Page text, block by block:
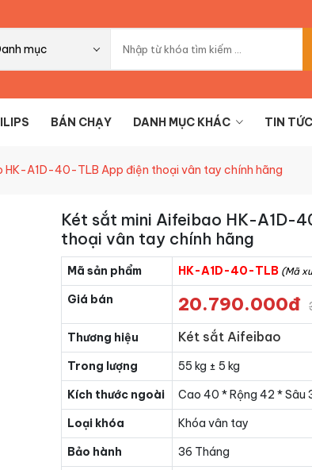
mục
BÁN CHẠY DANH MỤC KHÁC TIN
HK-A1D-40-TLB App điện thoại vân tay chính hãng
Két sắt mini Aifeibao HK-A1D-
thoại vân tay chính hãng
Mã sản phẩm HK-A1D-40-TLB (Mã
Giá bán 20.790.000đ
Thương hiệu Két sắt Aifeibao
Trong lượng
55 kg ± 5 kg
Kích thước ngoài
Cao 40 * Rộng 42 * Sâu
Loại khóa
Khóa vân tay
Bảo hành
36 Tháng